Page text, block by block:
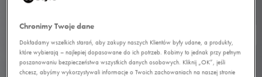
Chronimy Twoje dane
Dokładamy wszelkich starań, aby zakupy naszych Klientów były udane, a produkty,
które wybierają – najlepiej dopasowane do ich potrzeb. Robimy to jednak przy pełnym
poszanowaniu bezpieczeństwa wszystkich danych osobowych. Kliknij „OK”, jeśli
chcesz, abyśmy wykorzystywali informacje o Twoich zachowaniach na naszej stronie